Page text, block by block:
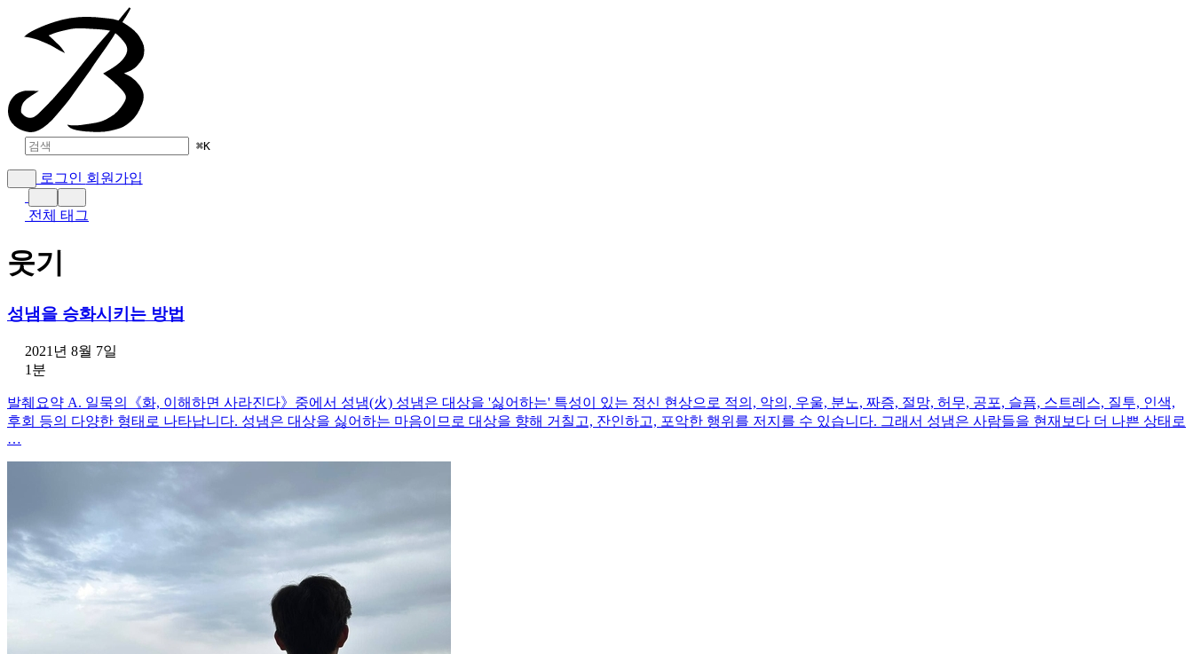
⌘K
로그인 회원가입
전체 태그
웃기
성냄을 승화시키는 방법
2021년 8월 7일
1분
발췌요약 A. 일묵의《화, 이해하면 사라진다》중에서 성냄(火) 성냄은 대상을 '싫어하는' 특성이 있는 정신 현상으로 적의, 악의, 우울, 분노, 짜증, 절망, 허무, 공포, 슬픔, 스트레스, 질투, 인색,
후회 등의 다양한 형태로 나타납니다. 성냄은 대상을 싫어하는 마음이므로 대상을 향해 거칠고, 잔인하고, 포악한 행위를 저지를 수 있습니다. 그래서 성냄은 사람들을 현재보다 더 나쁜 상태로
…